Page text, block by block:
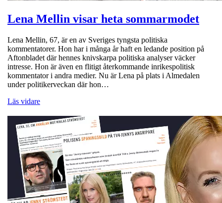
Lena Mellin visar heta sommarmodet
Lena Mellin, 67, är en av Sveriges tyngsta politiska
kommentatorer. Hon har i många år haft en ledande position på
Aftonbladet där hennes knivskarpa politiska analyser väcker
intresse. Hon är även en flitigt återkommande inrikespolitisk
kommentator i andra medier. Nu är Lena på plats i Almedalen
under politikerveckan där hon…
Läs vidare